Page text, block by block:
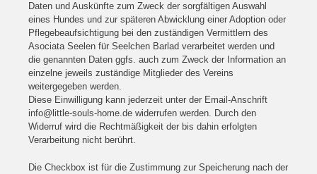
Daten und Auskünfte zum Zweck der sorgfältigen Auswahl
eines Hundes und zur späteren Abwicklung einer Adoption oder
Pflegebeaufsichtigung bei den zuständigen Vermittlern des
Asociata Seelen für Seelchen Barlad verarbeitet werden und
die genannten Daten ggfs. auch zum Zweck der Information an
einzelne jeweils zuständige Mitglieder des Vereins
weitergegeben werden.
Diese Einwilligung kann jederzeit unter der Email-Anschrift
info@little-souls-home.de widerrufen werden. Durch den
Widerruf wird die Rechtmäßigkeit der bis dahin erfolgten
Verarbeitung nicht berührt.
Die Checkbox ist für die Zustimmung zur Speicherung nach der